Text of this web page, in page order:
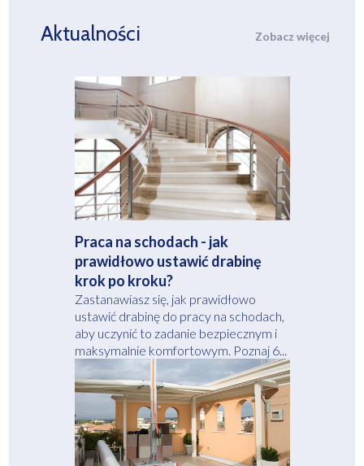
Aktualności Zobacz więcej
Praca na schodach - jak
prawidłowo ustawić drabinę
krok po kroku?
Zastanawiasz się, jak prawidłowo
ustawić drabinę do pracy na schodach,
aby uczynić to zadanie bezpiecznym i
maksymalnie komfortowym. Poznaj 6...